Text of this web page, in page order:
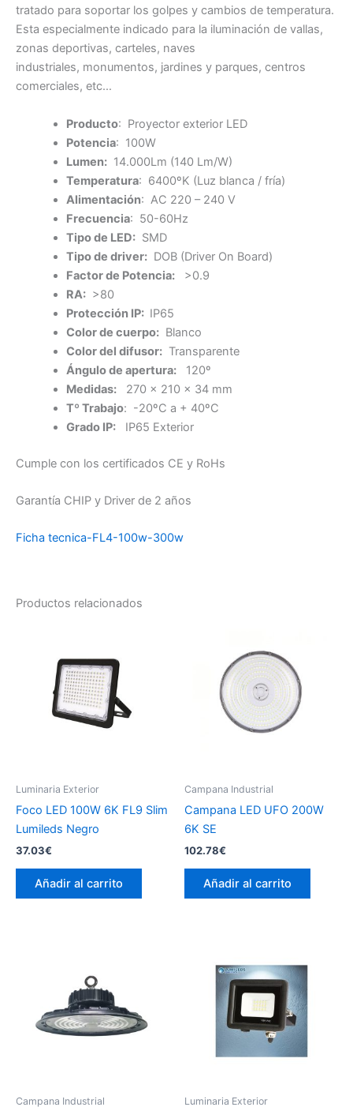
tratado para soportar los golpes y cambios de temperatura.
Esta especialmente indicado para la iluminación de vallas,
zonas deportivas, carteles, naves
industriales, monumentos, jardines y parques, centros
comerciales, etc…
Producto: Proyector exterior LED
Potencia: 100W
Lumen:14.000Lm (140 Lm/W)
Temperatura: 6400ºK (Luz blanca / fría)
Alimentación: AC 220 – 240 V
Frecuencia: 50-60Hz
Tipo de LED:SMD
Tipo de driver:DOB (Driver On Board)
Factor de Potencia:>0.9
RA:>80
Protección IP: IP65
Color de cuerpo:Blanco
Color del difusor:Transparente
Ángulo de apertura:120º
Medidas:270 x 210 x 34 mm
Tº Trabajo: -20ºC a + 40ºC
Grado IP:IP65 Exterior
Cumple con los certificados CE y RoHs
Garantía CHIP y Driver de 2 años
Ficha tecnica-FL4-100w-300w
Productos relacionados
Luminaria Exterior
Foco LED 100W 6K FL9 Slim
Lumileds Negro
37.03€
Añadir al carrito
Campana Industrial
Campana LED UFO 200W
6K SE
102.78€
Añadir al carrito
Campana Industrial Luminaria Exterior